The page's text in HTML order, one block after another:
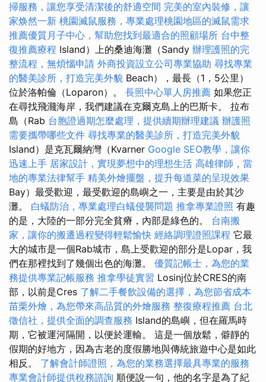
掃服務，讓您享受清潔後的舒適空間 完美的室內裝修，讓
家焕然一新 桃園滅鼠服務，專業處理桃園地區的滅鼠需求
推薦優質月子中心，幫助您找到最適合的照顧場所 台中整
復推薦療程 Island）上的桑迪海灘（Sandy 辦理護照的完
整流程，無煩惱申請 外商投資設立公司專業協助 尋找專業
的醫美診所，打造完美外貌 Beach），最長（1，5公里）
位於洛帕倫（Loparon）。 長照中心單人房推薦 如果您正
在尋找飛濺海岸，我們建議在克爾克島上的巴斯卡。 拉布
島（Rab 台胞證過期怎麼處理，提供續期辦理建議 辦護照
需要攜帶哪些文件 尋找專業的醫美診所，打造完美外貌
Island）是克瓦爾納灣（Kvarner Google SEO教學，讓你
迅速上手 居家設計，實現夢想中的理想生活 高雄律師，當
地的專業法律幫手 精美外燴擺盤，提升每道菜的呈現效果
Bay）最受歡迎，最受歡迎的島嶼之一，主要是由於其沙
灘。 白蟻防治，專業處理白蟻侵襲問題 推拿專業證照 有趣
的是，大陸的一部分完全貧瘠，內部是綠色的。 台南搬
家，讓你的搬遷過程變得輕鬆愉快 經絡調理證照課程 它最
大的城市是一個Rab城市，島上受歡迎的部分是Lopar，我
們在那裡找到了幾個出色的海灘。 優質記帳士，為您的業
務提供專業記帳服務 推拿學徒實習 Losinj位於CRES的南
部，以前是Cres 了解二手餐飲設備的選擇，為您節省成本
苗栗外燴，為您帶來高品質的外燴服務 整復療程推薦 台北
徵信社，提供全面的調查服務 Island的島嶼，但在羅馬時
期，它被運河隔開，以便於運輸。 這是一個放鬆，僻靜的
假期的好地方，因為古老的度假勝地與傳統旅遊中心是如此
相反。 了解會計師證照，為您的業務選擇最具專業的服務
專業會計師提供稅務諮詢 順便說一句，他的名字是為了紀